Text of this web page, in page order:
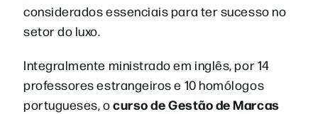
considerados essenciais para ter sucesso no
setor do luxo.
Integralmente ministrado em inglês, por 14
professores estrangeiros e 10 homólogos
portugueses, ocurso de Gestão de Marcas